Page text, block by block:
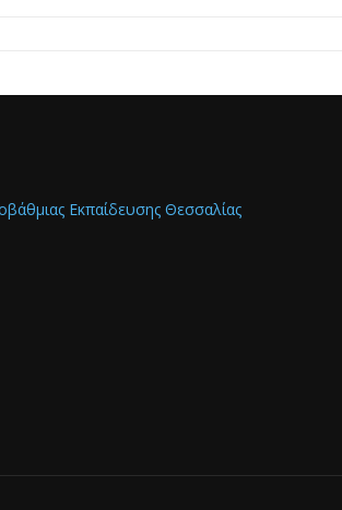
Εκπαίδευσης Θεσσαλίας